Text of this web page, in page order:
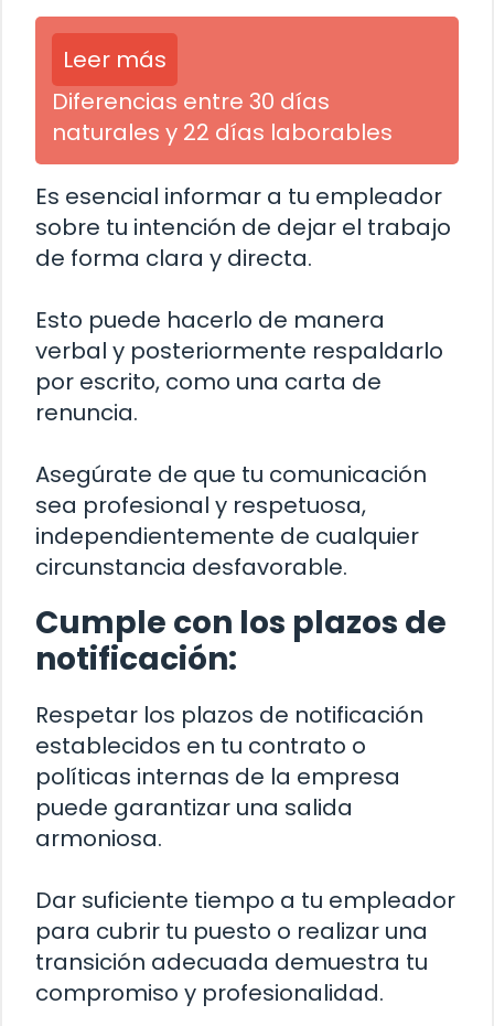
Leer más
Diferencias entre 30 días
naturales y 22 días laborables
Es esencial informar a tu empleador
sobre tu intención de dejar el trabajo
de forma clara y directa.
Esto puede hacerlo de manera
verbal y posteriormente respaldarlo
por escrito, como una carta de
renuncia.
Asegúrate de que tu comunicación
sea profesional y respetuosa,
independientemente de cualquier
circunstancia desfavorable.
Cumple con los plazos de
notificación:
Respetar los plazos de notificación
establecidos en tu contrato o
políticas internas de la empresa
puede garantizar una salida
armoniosa.
Dar suficiente tiempo a tu empleador
para cubrir tu puesto o realizar una
transición adecuada demuestra tu
compromiso y profesionalidad.